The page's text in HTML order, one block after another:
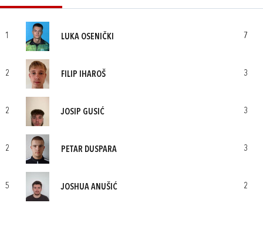
1 LUKA OSENIČKI 7
2 FILIP IHAROŠ 3
2 JOSIP GUSIĆ 3
2 PETAR DUSPARA 3
5 JOSHUA ANUŠIĆ 2